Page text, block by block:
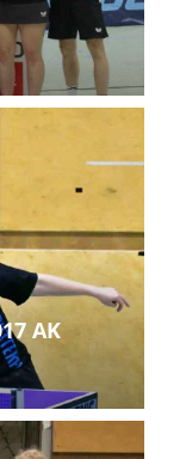
AK